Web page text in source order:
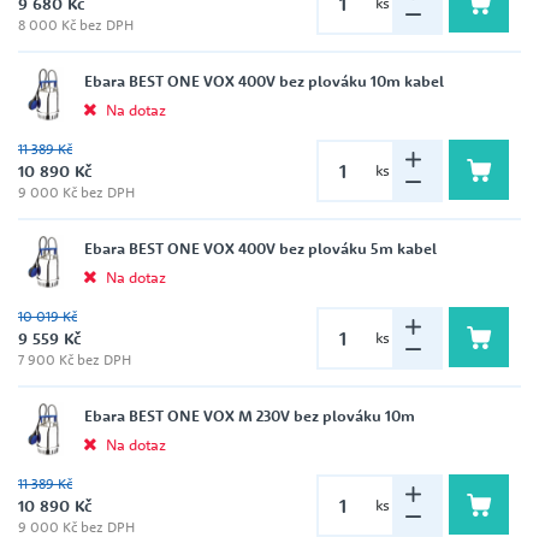
8 000 Kč bez DPH
Ebara BEST ONE VOX 400V bez plováku 10m kabel
Na dotaz
11 389 Kč
10 890 Kč
9 000 Kč bez DPH
ks
Ebara BEST ONE VOX 400V bez plováku 5m kabel
Na dotaz
10 019 Kč
9 559 Kč
7 900 Kč bez DPH
ks
Ebara BEST ONE VOX M 230V bez plováku 10m
Na dotaz
11 389 Kč
10 890 Kč
9 000 Kč bez DPH
ks